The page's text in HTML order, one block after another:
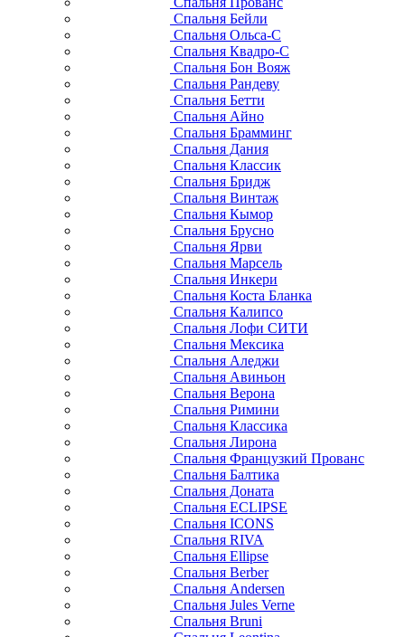
Спальня Бейли
Спальня Ольса-С
Спальня Квадро-С
Спальня Бон Вояж
Спальня Рандеву
Спальня Бетти
Спальня Айно
Спальня Брамминг
Спальня Дания
Спальня Классик
Спальня Бридж
Спальня Винтаж
Спальня Кымор
Спальня Брусно
Спальня Ярви
Спальня Марсель
Спальня Инкери
Спальня Коста Бланка
Спальня Калипсо
Спальня Лофи СИТИ
Спальня Мексика
Спальня Аледжи
Спальня Авиньон
Спальня Верона
Спальня Римини
Спальня Классика
Спальня Лирона
Спальня Французкий Прованс
Спальня Балтика
Спальня Доната
Спальня ECLIPSE
Спальня ICONS
Спальня RIVA
Спальня Ellipse
Спальня Berber
Спальня Andersen
Спальня Jules Verne
Спальня Bruni